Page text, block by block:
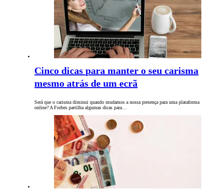
Cinco dicas para manter o seu carisma
mesmo atrás de um ecrã
Será que o carisma diminui quando mudamos a nossa presença para uma plataforma
online? A Forbes partilha algumas dicas para…